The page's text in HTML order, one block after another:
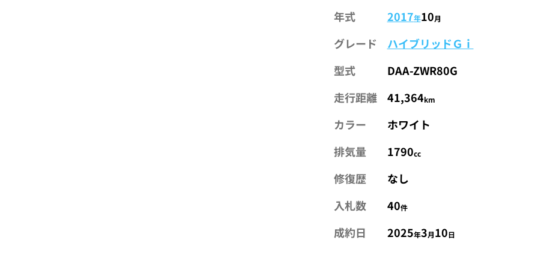
年式 2017年10月
グレード
ハイブリッドＧｉ
型式
DAA-ZWR80G
走行距離
41,364km
カラー
ホワイト
排気量
1790cc
修復歴
なし
入札数
40件
成約日 2025年3月10日